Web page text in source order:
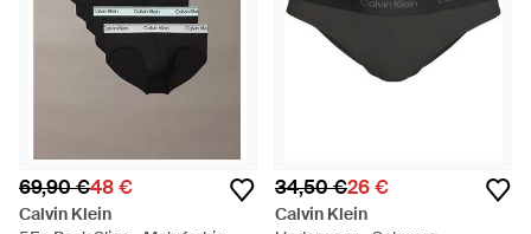
69,90 €48 €
Calvin Klein
34,50 €26 €
Calvin Klein